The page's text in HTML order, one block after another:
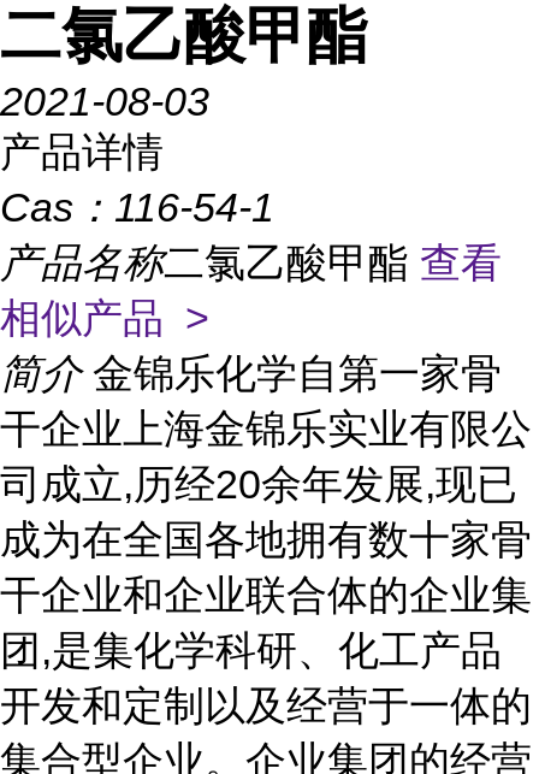
二氯乙酸甲酯
2021-08-03
产品详情
Cas： 116-54-1
产品名称二氯乙酸甲酯 查看
相似产品 >
简介 金锦乐化学自第一家骨
干企业上海金锦乐实业有限公
司成立,历经20余年发展,现已
成为在全国各地拥有数十家骨
干企业和企业联合体的企业集
团,是集化学科研、化工产品
开发和定制以及经营于一体的
集合型企业。企业集团的经营